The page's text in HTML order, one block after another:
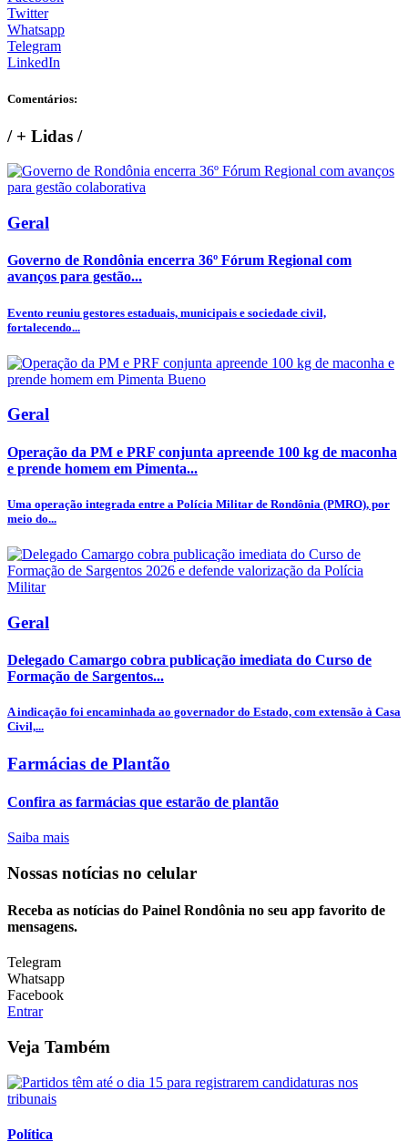
Twitter
Whatsapp
Telegram
LinkedIn
Comentários:
/+ Lidas /
Geral
Governo de Rondônia encerra 36º Fórum Regional com
avanços para gestão...
Evento reuniu gestores estaduais, municipais e sociedade civil,
fortalecendo...
Geral
Operação da PM e PRF conjunta apreende 100 kg de maconha
e prende homem em Pimenta...
Uma operação integrada entre a Polícia Militar de Rondônia (PMRO), por
meio do...
Geral
Delegado Camargo cobra publicação imediata do Curso de
Formação de Sargentos...
A indicação foi encaminhada ao governador do Estado, com extensão à Casa
Civil,...
Farmácias de Plantão
Confira as farmácias que estarão de plantão
Saiba mais
Nossas notícias no celular
Receba as notícias do Painel Rondônia no seu app favorito de
mensagens.
Telegram
Whatsapp
Facebook
Entrar
Veja Também
Política